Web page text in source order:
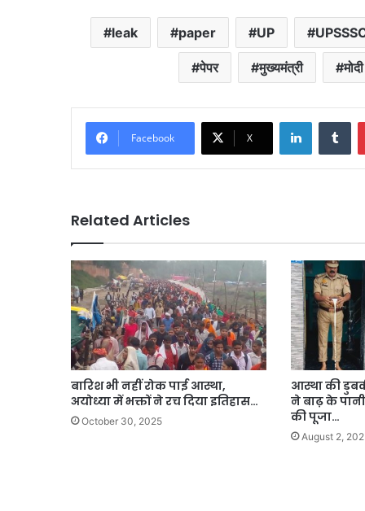
leak paper UP
पेपर मुख्यमंत्री मोदी
Facebook X
LinkedIn
Related Articles
बारिश भी नहीं रोक पाई आस्था,
अयोध्या में भक्तों ने रच दिया इतिहास…
October 30, 2025
आस्था की
ने बाढ़ के
की पूजा…
August 2,